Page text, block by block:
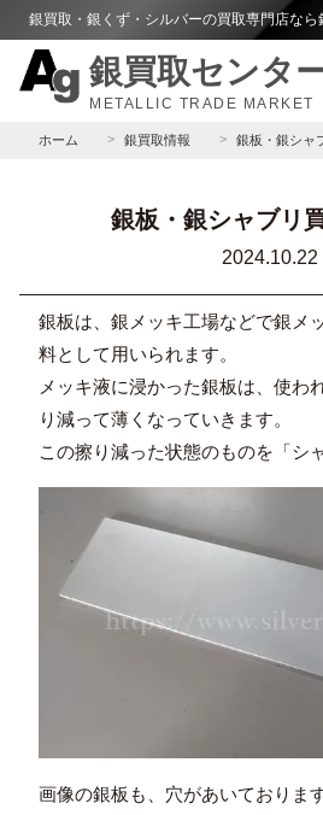
銀買取・銀くず・シルバーの買取専門店なら
銀買取センタ
METALLIC TRADE MARKET
ホーム 銀買取情報 銀板・銀シャ
銀板・銀シャブリ
2024.10.22
銀板は、銀メッキ工場などで銀メ
料として用いられます。
メッキ液に浸かった銀板は、使わ
り減って薄くなっていきます。
この擦り減った状態のものを「シ
画像の銀板も、穴があいておりま